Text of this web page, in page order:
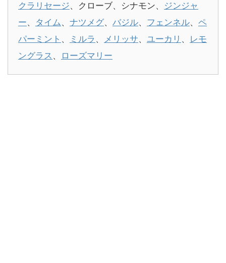
クラリセージ、クローブ、シナモン、 ジンジャ
ー、 タイム、 ナツメグ、 バジル、 フェンネル、 ペ
パーミント 、 ミルラ 、 メリッサ、 ユーカリ 、 レモ
ングラス 、 ローズマリー